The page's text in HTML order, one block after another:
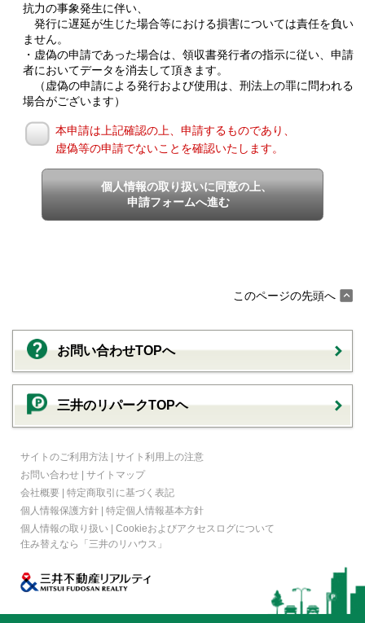
抗力の事象発生に伴い、
発行に遅延が生じた場合等における損害については責任を負い
ません。
・虚偽の申請であった場合は、領収書発行者の指示に従い、申請
者においてデータを消去して頂きます。
（虚偽の申請による発行および使用は、刑法上の罪に問われる
場合がございます）
本申請は上記確認の上、申請するものであり、
虚偽等の申請でないことを確認いたします。
個人情報の取り扱いに同意の上、
申請フォームへ進む
このページの先頭へ
お問い合わせTOPへ
三井のリパークTOPヘ
サイトのご利用方法 | サイト利用上の注意
お問い合わせ | サイトマップ
会社概要 | 特定商取引に基づく表記
個人情報保護方針 | 特定個人情報基本方針
個人情報の取り扱い | Cookieおよびアクセスログについて
住み替えなら
「三井のリハウス」